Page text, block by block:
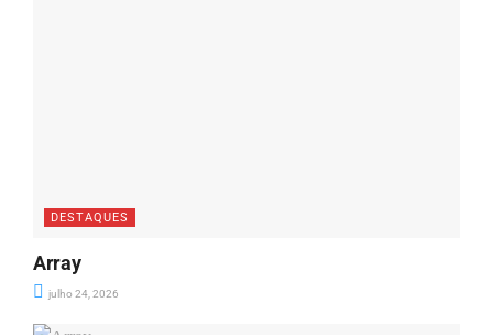
DESTAQUES
Array
julho 24, 2026